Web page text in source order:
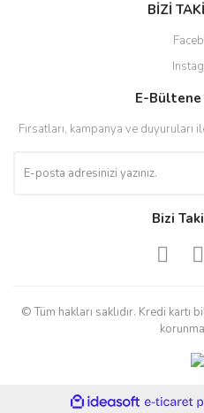
BİZİ
E-Bültene
Fırsatları, kampanya ve
Bizi
© Tüm hakları saklıdır. Kredi
ideasoft